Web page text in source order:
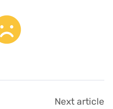
Next article